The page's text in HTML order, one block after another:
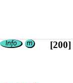
[200]